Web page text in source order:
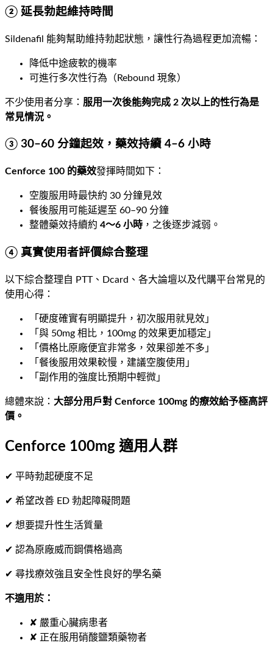
② 延長勃起維持時間
Sildenafil 能夠幫助維持勃起狀態，讓性行為過程更加流暢：
降低中途疲軟的機率
可進行多次性行為（Rebound 現象）
不少使用者分享： 服用一次後能夠完成 2 次以上的性行為是
常見情況。
③ 30–60 分鐘起效，藥效持續 4–6 小時
Cenforce 100 的藥效發揮時間如下：
空腹服用時最快約 30 分鐘見效
餐後服用可能延遲至 60–90 分鐘
整體藥效持續約 4～6 小時 ，之後逐步減弱。
④ 真實使用者評價綜合整理
以下綜合整理自 PTT、Dcard、各大論壇以及代購平台常見的
使用心得：
「硬度確實有明顯提升，初次服用就見效」
「與 50mg 相比，100mg 的效果更加穩定」
「價格比原廠便宜非常多，效果卻差不多」
「餐後服用效果較慢，建議空腹使用」
「副作用的強度比預期中輕微」
總體來說： 大部分用戶對 Cenforce 100mg 的療效給予極高評
價。
Cenforce 100mg 適用人群
✔ 平時勃起硬度不足
✔ 希望改善 ED 勃起障礙問題
✔ 想要提升性生活質量
✔ 認為原廠威而鋼價格過高
✔ 尋找療效強且安全性良好的學名藥
不適用於：
✘ 嚴重心臟病患者
✘ 正在服用硝酸鹽類藥物者